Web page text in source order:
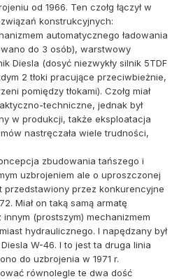
od 1966. Ten czołg łączył w
konstrukcyjnych:
automatycznego ładowania
do 3 osób), warstwowy
Diesla (dosyć niezwykły silnik 5TDF
2 tłoki pracujące przeciwbieżnie,
pomiędzy tłokami). Czołg miał
techniczne, jednak był
w produkcji, także eksploatacja
nastręczała wiele trudności,
zbudowania tańszego i
uzbrojeniem ale o uproszczonej
przedstawiony przez konkurencyjne
Miał on taką samą armatę
(prostszym) mechanizmem
hydraulicznego. I napędzany był
W-46. I to jest ta druga linia
do uzbrojenia w 1971 r.
równolegle te dwa dość